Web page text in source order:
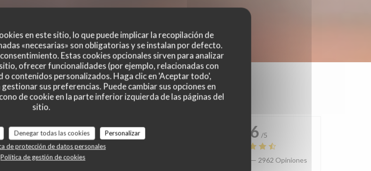
en este sitio, lo que puede implicar la recopilación de
«necesarias» son obligatorias y se instalan por defecto.
Estas cookies opcionales sirven para analizar
ofrecer funcionalidades (por ejemplo, relacionadas con
contenidos personalizados. Haga clic en 'Aceptar todo',
sus preferencias. Puede cambiar sus opciones en
de cookie en la parte inferior izquierda de las páginas del
sitio.
Denegar todas las cookies
Personalizar
de protección de datos personales
Política de gestión de cookies
clientes
4.6 /5
Valoración media — 2962 Opiniones